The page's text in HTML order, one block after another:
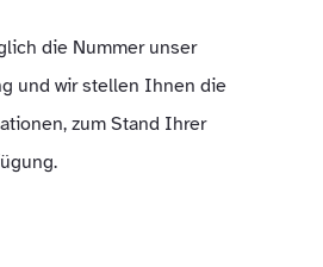
die Nummer unser
und wir stellen Ihnen die
zum Stand Ihrer